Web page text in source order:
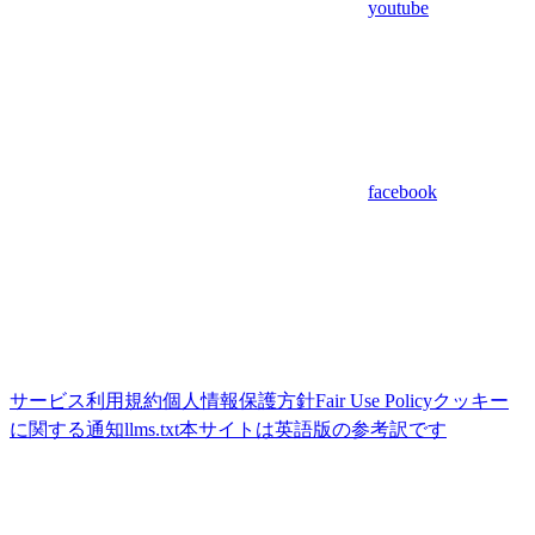
youtube
facebook
サービス利用規約個人情報保護方針Fair Use Policyクッキー
に関する通知llms.txt本サイトは英語版の参考訳です